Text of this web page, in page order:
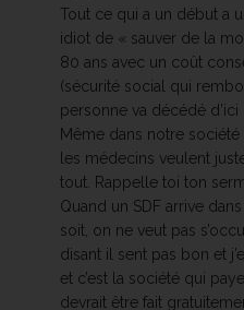
Tout ce qui a un début a
idiot de « sauver de la
80 ans avec un coût
(sécurité social qui
personne va décédé d’ici
Même dans notre
les médecins veulent
tout. Rappelle toi ton
Quand un SDF arrive
soit, on ne veut pas
disant il sent pas bon et
et c’est la société qui
devrait être fait